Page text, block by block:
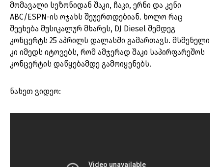
მომავალი სეზონიდან შაკი, ჩაკი, ერნი და კენი
ABC/ESPN-ის ოჯახს შეუერთდებიან. ხოლო რაც
შეეხება მუსიკალურ მხარეს, DJ Diesel შემდეგ
კონცერტს 25 აპრილს დალასში გამართავს. მსმენელი
კი იმედს იტოვებს, რომ ამჯერად შაკი საპირფარეშოს
კონცერტის დაწყებამდე გამოიყენებს.
ნახეთ ვიდეო: